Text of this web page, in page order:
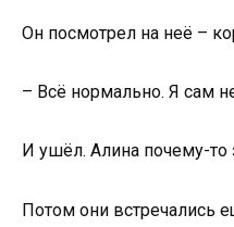
Он посмотрел на неё –
– Всё нормально. Я сам
И ушёл. Алина почему-то
Потом они встречались